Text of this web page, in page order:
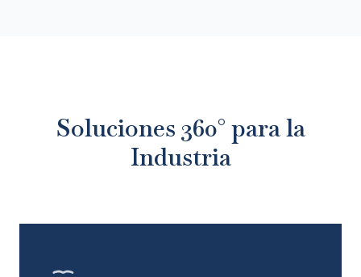
Soluciones 360° para la
Industria